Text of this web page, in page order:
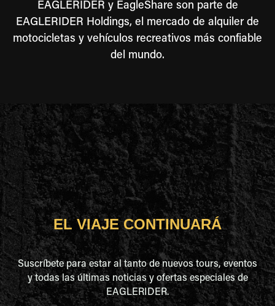
EAGLERIDER y EagleShare son parte de
EAGLERIDER Holdings, el mercado de alquiler de
motocicletas y vehículos recreativos más confiable
del mundo.
EL VIAJE CONTINUARÁ
Suscríbete para estar al tanto de nuevos tours, eventos
y todas las últimas noticias y ofertas especiales de
EAGLERIDER.